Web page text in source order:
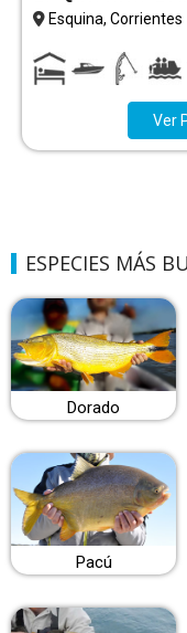
Esquina, Corrientes
Ver
ESPECIES MÁS
Dorado
Pacú